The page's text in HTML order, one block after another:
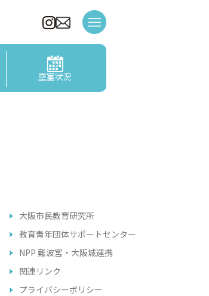
空室状況
大阪市民教育研究所
教育青年団体サポートセンター
NPP 難波宮・大阪城連携
関連リンク
プライバシーポリシー